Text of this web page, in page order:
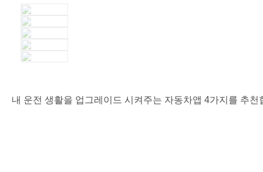
내 운전 생활을 업그레이드 시켜주는 자동차앱 4가지를 추천